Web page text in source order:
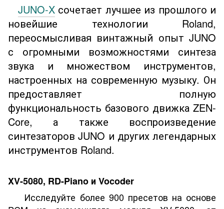
JUNO-Xсочетает лучшее из прошлого и
новейшие технологии Roland,
переосмысливая винтажный опыт JUNO
с огромными возможностями синтеза
звука и множеством инструментов,
настроенных на современную музыку. Он
предоставляет полную
функциональность базового движка ZEN-
Core, а также воспроизведение
синтезаторов JUNO и других легендарных
инструментов Roland.
XV-5080, RD-Piano и Vocoder
Исследуйте более 900 пресетов на основе